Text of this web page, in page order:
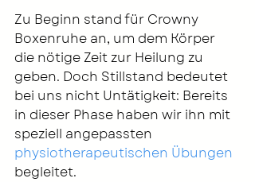
Zu Beginn stand für Crowny
Boxenruhe an, um dem Körper
die nötige Zeit zur Heilung zu
geben. Doch Stillstand bedeutet
bei uns nicht Untätigkeit: Bereits
in dieser Phase haben wir ihn mit
speziell angepassten
physiotherapeutischen Übungen
begleitet.